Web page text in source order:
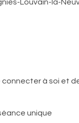
Louvain-la-
à soi et
unique